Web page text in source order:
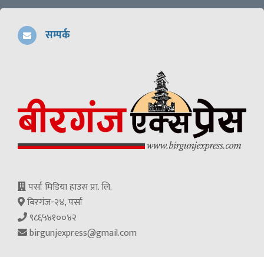
सम्पर्क
पर्सा मिडिया हाउस प्रा. लि.
बिरगंज-२४, पर्सा
९८६५४१००४२
birgunjexpress@gmail.com